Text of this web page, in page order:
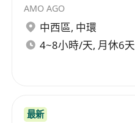
AMO AGO
中西區, 中環
4~8小時/天, 月休6天
最新